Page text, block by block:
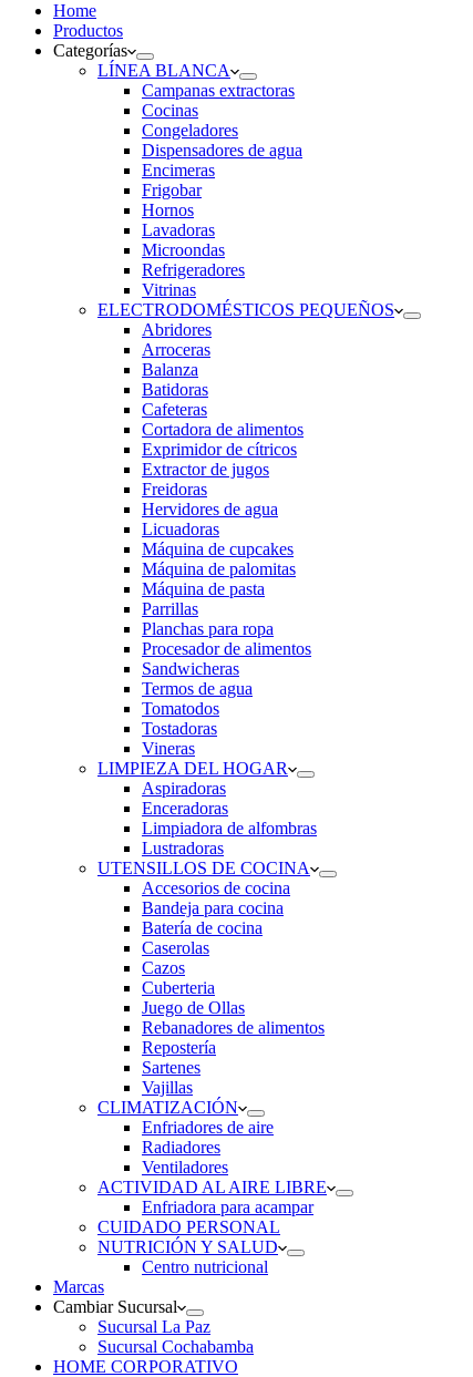
Home
Productos
Categorías
LÍNEA BLANCA
Campanas extractoras
Cocinas
Congeladores
Dispensadores de agua
Encimeras
Frigobar
Hornos
Lavadoras
Microondas
Refrigeradores
Vitrinas
ELECTRODOMÉSTICOS PEQUEÑOS
Abridores
Arroceras
Balanza
Batidoras
Cafeteras
Cortadora de alimentos
Exprimidor de cítricos
Extractor de jugos
Freidoras
Hervidores de agua
Licuadoras
Máquina de cupcakes
Máquina de palomitas
Máquina de pasta
Parrillas
Planchas para ropa
Procesador de alimentos
Sandwicheras
Termos de agua
Tomatodos
Tostadoras
Vineras
LIMPIEZA DEL HOGAR
Aspiradoras
Enceradoras
Limpiadora de alfombras
Lustradoras
UTENSILLOS DE COCINA
Accesorios de cocina
Bandeja para cocina
Batería de cocina
Caserolas
Cazos
Cuberteria
Juego de Ollas
Rebanadores de alimentos
Repostería
Sartenes
Vajillas
CLIMATIZACIÓN
Enfriadores de aire
Radiadores
Ventiladores
ACTIVIDAD AL AIRE LIBRE
Enfriadora para acampar
CUIDADO PERSONAL
NUTRICIÓN Y SALUD
Centro nutricional
Marcas
Cambiar Sucursal
Sucursal La Paz
Sucursal Cochabamba
HOME CORPORATIVO